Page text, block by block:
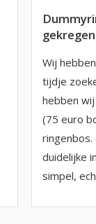
Wij
tijdje
hebben
(75 euro
duidelijke
simpel,